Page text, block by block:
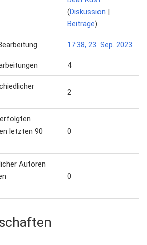
(Diskussion |
Beiträge)
17:38, 23. Sep. 2023
4
2
letzten 90
0
Autoren
0